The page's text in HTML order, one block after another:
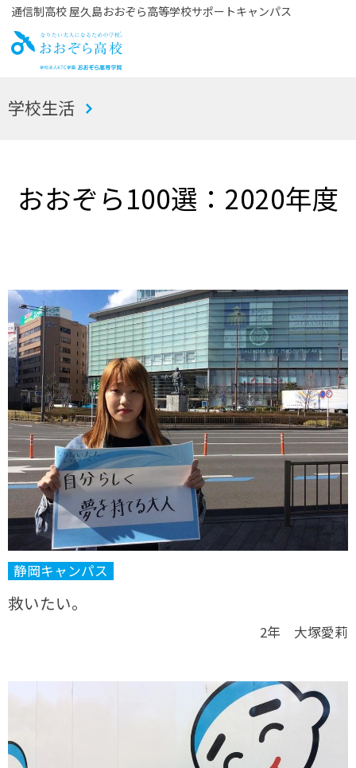
通信制高校 屋久島おおぞら高等学校サポートキャンパス
お
学校生活
おおぞら100選：2020年度
静岡キャンパス
救いたい。
2年 大塚愛莉